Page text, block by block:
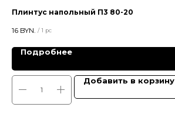
Плинтус напольный П3 80-20
16 BYN. / 1 pc
Подробнее
Добавить в корзину